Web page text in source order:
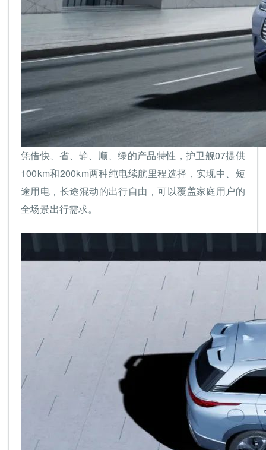
凭借快、省、静、顺、绿的产品特性，护卫舰07提供
100km和200km两种纯电续航里程选择，实现中、短
途用电，长途混动的出行自由，可以覆盖家庭用户的
全场景出行需求。